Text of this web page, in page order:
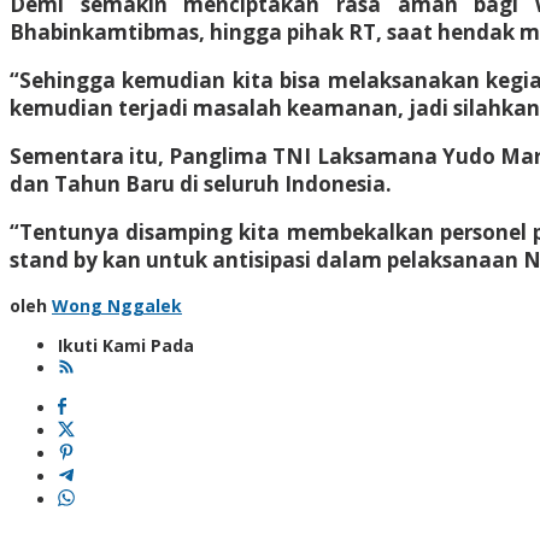
Bhabinkamtibmas, hingga pihak RT, saat
“Sehingga kemudian kita bisa melaksanakan
kemudian terjadi masalah keamanan, jadi
Sementara itu, Panglima TNI Laksamana Yudo
dan Tahun Baru di seluruh Indonesia.
“Tentunya disamping kita membekalkan
stand by kan untuk antisipasi dalam pelaksanaan
oleh Wong Nggalek
Ikuti Kami Pada